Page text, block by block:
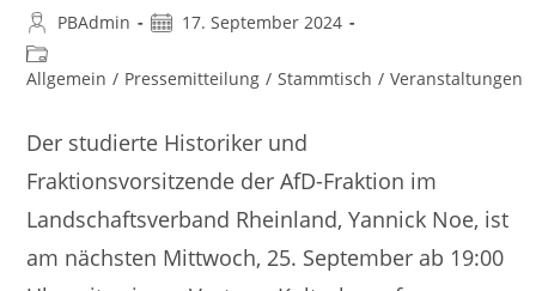
PBAdmin 17. September 2024
Allgemein / Pressemitteilung / Stammtisch / Veranstaltungen
Der studierte Historiker und
Fraktionsvorsitzende der AfD-Fraktion im
Landschaftsverband Rheinland, Yannick Noe, ist
am nächsten Mittwoch, 25. September ab 19:00